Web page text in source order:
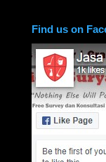
Find us on